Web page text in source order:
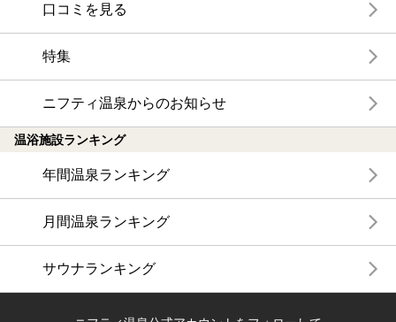
口コミを見る
特集
ニフティ温泉からのお知らせ
温浴施設ランキング
年間温泉ランキング
月間温泉ランキング
サウナランキング